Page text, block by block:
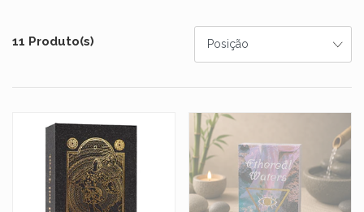
11 Produto(s)